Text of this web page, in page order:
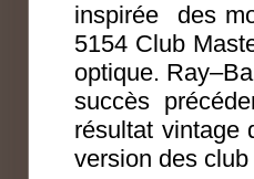
inspirée des
5154 Club
optique.
succès
résultat vintage
version des club